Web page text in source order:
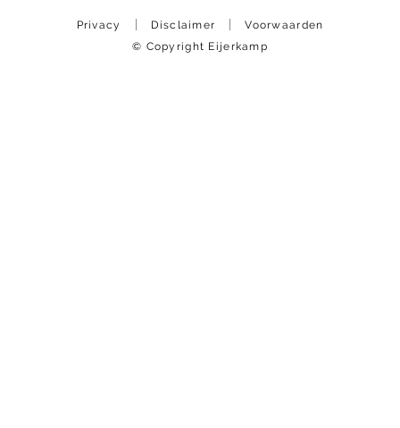
Privacy Disclaimer
Voorwaarden
© Copyright Eijerkamp